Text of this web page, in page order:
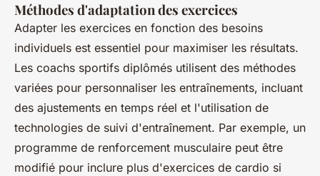
Méthodes d'adaptation des exercices
Adapter les exercices en fonction des besoins
individuels est essentiel pour maximiser les résultats.
Les coachs sportifs diplômés utilisent des méthodes
variées pour personnaliser les entraînements, incluant
des ajustements en temps réel et l'utilisation de
technologies de suivi d'entraînement. Par exemple, un
programme de renforcement musculaire peut être
modifié pour inclure plus d'exercices de cardio si